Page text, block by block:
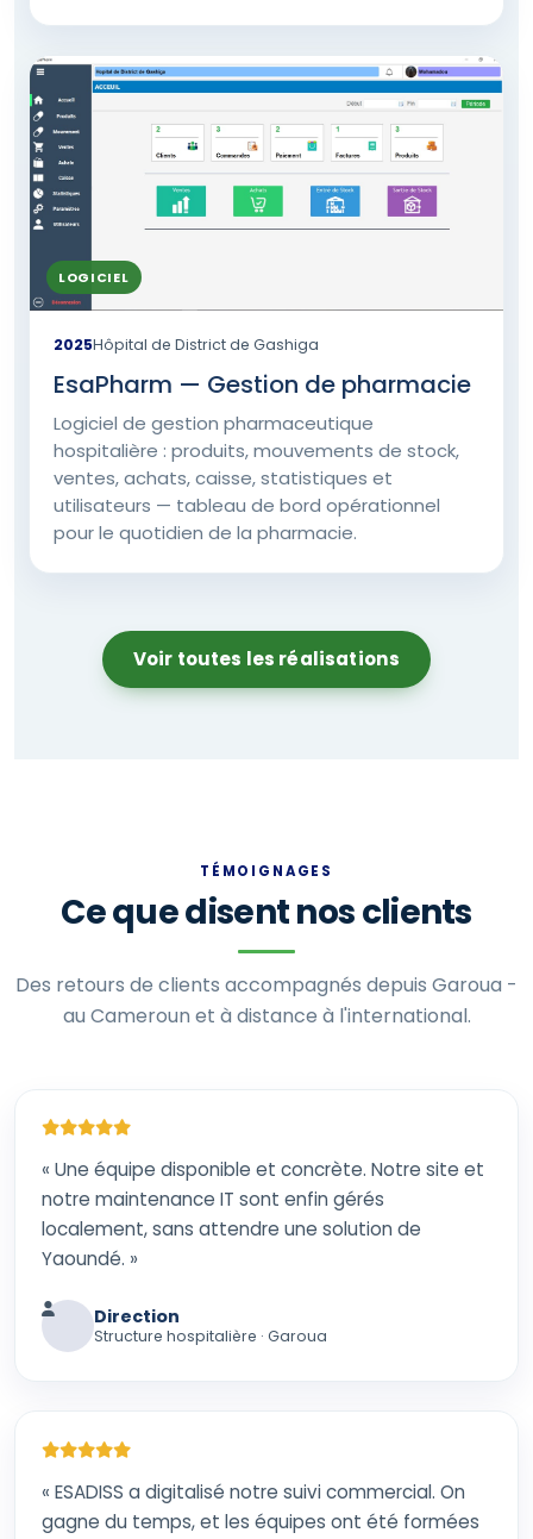
LOGICIEL
2025Hôpital de District de Gashiga
EsaPharm — Gestion de pharmacie
Logiciel de gestion pharmaceutique
hospitalière : produits, mouvements de stock,
ventes, achats, caisse, statistiques et
utilisateurs — tableau de bord opérationnel
pour le quotidien de la pharmacie.
Voir toutes les réalisations
TÉMOIGNAGES
Ce que disent nos clients
Des retours de clients accompagnés depuis Garoua -
au Cameroun et à distance à l'international.
« Une équipe disponible et concrète. Notre site et
notre maintenance IT sont enfin gérés
localement, sans attendre une solution de
Yaoundé. »
Direction
Structure hospitalière · Garoua
« ESADISS a digitalisé notre suivi commercial. On
gagne du temps, et les équipes ont été formées